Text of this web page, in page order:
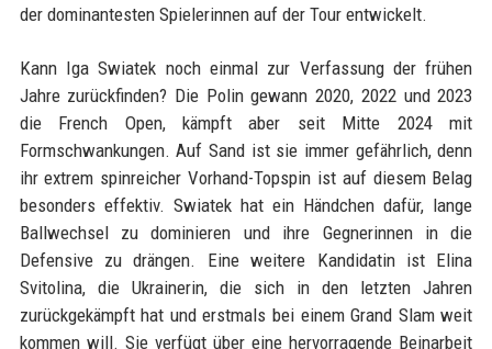
der dominantesten Spielerinnen auf der Tour entwickelt.
Kann Iga Swiatek noch einmal zur Verfassung der frühen
Jahre zurückfinden? Die Polin gewann 2020, 2022 und 2023
die French Open, kämpft aber seit Mitte 2024 mit
Formschwankungen. Auf Sand ist sie immer gefährlich, denn
ihr extrem spinreicher Vorhand-Topspin ist auf diesem Belag
besonders effektiv. Swiatek hat ein Händchen dafür, lange
Ballwechsel zu dominieren und ihre Gegnerinnen in die
Defensive zu drängen. Eine weitere Kandidatin ist Elina
Svitolina, die Ukrainerin, die sich in den letzten Jahren
zurückgekämpft hat und erstmals bei einem Grand Slam weit
kommen will. Sie verfügt über eine hervorragende Beinarbeit